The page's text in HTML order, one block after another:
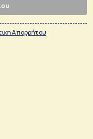
Απορρήτου